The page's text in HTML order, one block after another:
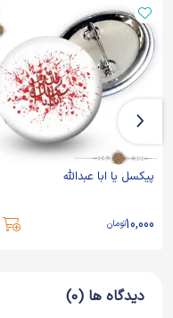
پیکسل یا ابا عبدالله
10,000تومان
دیدگاه ها (0)